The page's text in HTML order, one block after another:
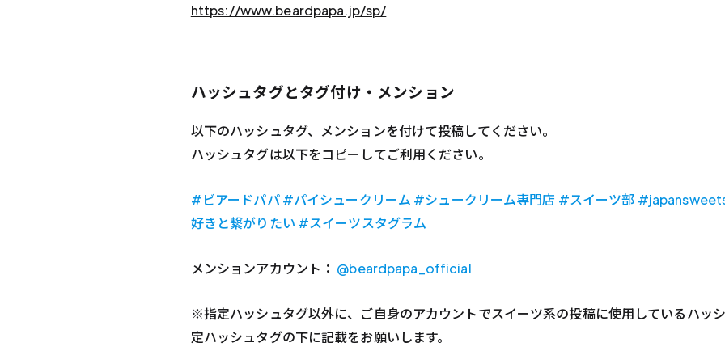
https://www.beardpapa.jp/sp/
ハッシュタグとタグ付け・メンション
以下のハッシュタグ、メンションを付けて投稿してください。
ハッシュタグは以下をコピーしてご利用ください。
#ビアードパパ #パイシュークリーム #シュークリーム専門店 #スイーツ部
好きと繋がりたい #スイーツスタグラム
メンションアカウント： @beardpapa_official
※指定ハッシュタグ以外に、ご自身のアカウントでスイーツ系の投稿に使用しているハッ
定ハッシュタグの下に記載をお願いします。